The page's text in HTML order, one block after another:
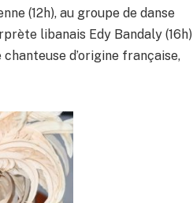
(12h), au groupe de danse
libanais Edy Bandaly (16h)
d’origine française,